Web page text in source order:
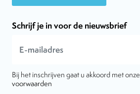
Schrijf je in voor de nieuwsbrief
Bij het inschrijven gaat u akkoord met onze
voorwaarden